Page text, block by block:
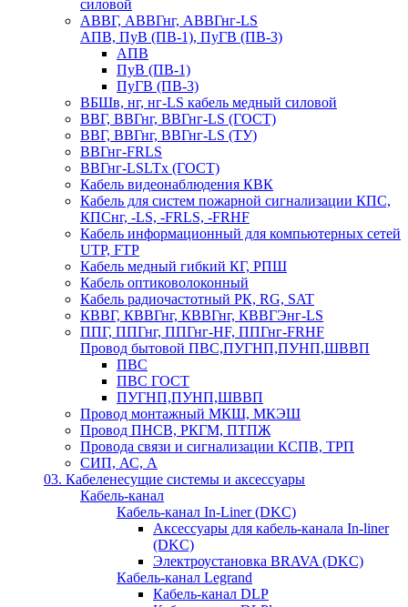
силовой
АВВГ, АВВГнг, АВВГнг-LS
АПВ, ПуВ (ПВ-1), ПуГВ (ПВ-3)
АПВ
ПуВ (ПВ-1)
ПуГВ (ПВ-3)
ВБШв, нг, нг-LS кабель медный силовой
ВВГ, ВВГнг, ВВГнг-LS (ГОСТ)
ВВГ, ВВГнг, ВВГнг-LS (ТУ)
ВВГнг-FRLS
ВВГнг-LSLTx (ГОСТ)
Кабель видеонаблюдения КВК
Кабель для систем пожарной сигнализации КПС,
КПСнг, -LS, -FRLS, -FRHF
Кабель информационный для компьютерных сетей
UTP, FTP
Кабель медный гибкий КГ, РПШ
Кабель оптиковолоконный
Кабель радиочастотный РК, RG, SAT
КВВГ, КВВГнг, КВВГнг, КВВГЭнг-LS
ППГ, ППГнг, ППГнг-HF, ППГнг-FRHF
Провод бытовой ПВС,ПУГНП,ПУНП,ШВВП
ПВС
ПВС ГОСТ
ПУГНП,ПУНП,ШВВП
Провод монтажный МКШ, МКЭШ
Провод ПНСВ, РКГМ, ПТПЖ
Провода связи и сигнализации КСПВ, ТРП
СИП, АС, А
03. Кабеленесущие системы и аксессуары
Кабель-канал
Кабель-канал In-Liner (DKC)
Аксессуары для кабель-канала In-liner
(DKC)
Электроустановка BRAVA (DKC)
Кабель-канал Legrand
Кабель-канал DLP